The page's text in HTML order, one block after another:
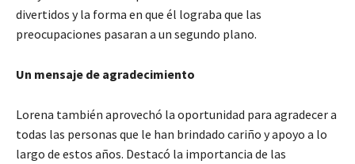
divertidos y la forma en que él lograba que las
preocupaciones pasaran a un segundo plano.
Un mensaje de agradecimiento
Lorena también aprovechó la oportunidad para agradecer a
todas las personas que le han brindado cariño y apoyo a lo
largo de estos años. Destacó la importancia de las